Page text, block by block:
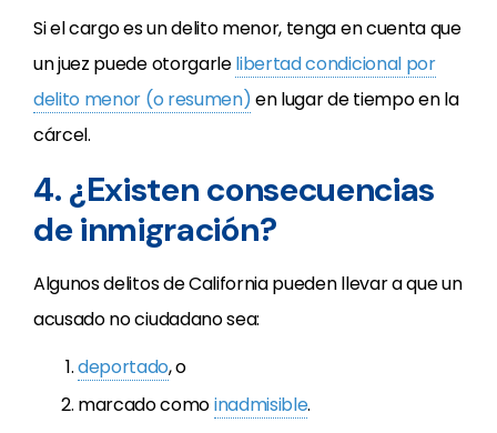
Si el cargo es un delito menor, tenga en cuenta que
un juez puede otorgarlelibertad condicional por
delito menor (o resumen)en lugar de tiempo en la
cárcel.
4. ¿Existen consecuencias
de inmigración?
Algunos delitos de California pueden llevar a que un
acusado no ciudadano sea:
deportado, o
marcado comoinadmisible.